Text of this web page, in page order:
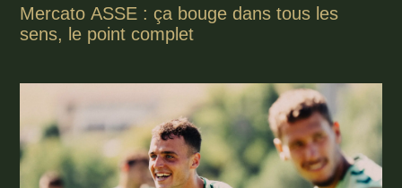
Mercato ASSE : ça bouge dans tous les
sens, le point complet